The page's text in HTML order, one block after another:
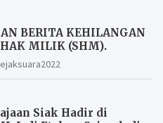
BERITA KEHILANGAN
MILIK (SHM).
Siak Hadir di